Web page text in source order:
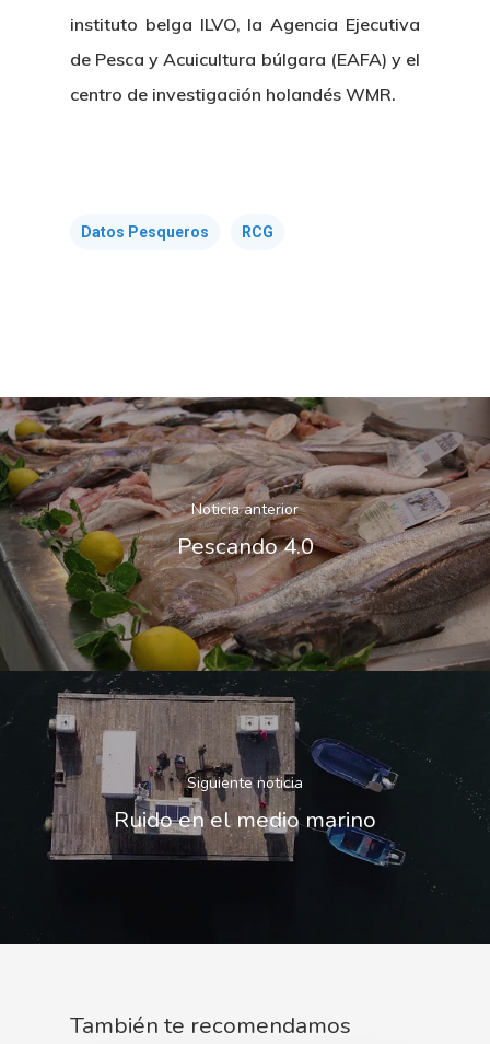
instituto belga ILVO, la Agencia Ejecutiva
de Pesca y Acuicultura búlgara (EAFA) y el
centro de investigación holandés WMR.
Datos Pesqueros RCG
Noticia anterior
Pescando 4.0
Siguiente noticia
Ruido en el medio marino
También te recomendamos
Nosotros
Logo CETMAR
Boletín De Noticias
Licitaciones
Gobierno
Plan De Igualdad